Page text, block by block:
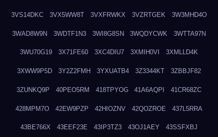
3VS14DKC 3VX5WW8T 3VXFRWKX 3VZRTGEK 3W3MHD4O
3WAD8W9N 3WDTF1N3 3WI8G8SN 3WQDYCWK 3WTTA97N
3WU70G19 3X71FE60 3XC4DIU7 3XMIH0VI 3XMLLD4K
3XWW9P5D 3Y2Z2FMH 3YXUATB4 3Z3344KT 3ZBBJF82
3ZUNKQ9P 40PEO5RM 418TPYOG 41A6AQPI 41CR68ZC
428MPM7O 42EW9PZP 42HIOZNV 42QOZROE 437L5RRA
43BE766X 43EEF23E 43IP3TZ3 43OJ1AEY 43SSFXBJ